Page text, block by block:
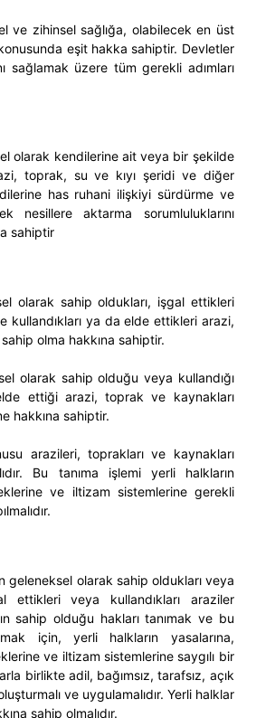
ve zihinsel sağlığa, olabilecek en üst
eşit hakka sahiptir. Devletler
sağlamak üzere tüm gerekli adımları
olarak kendilerine ait veya bir şekilde
toprak, su ve kıyı şeridi ve diğer
has ruhani ilişkiyi sürdürme ve
nesillere aktarma sorumluluklarını
sahiptir
olarak sahip oldukları, işgal ettikleri
kullandıkları ya da elde ettikleri arazi,
olma hakkına sahiptir.
olarak sahip olduğu veya kullandığı
ettiği arazi, toprak ve kaynakları
hakkına sahiptir.
arazileri, toprakları ve kaynakları
Bu tanıma işlemi yerli halkların
ve iltizam sistemlerine gerekli
geleneksel olarak sahip oldukları veya
ettikleri veya kullandıkları araziler
sahip olduğu hakları tanımak ve bu
için, yerli halkların yasalarına,
ve iltizam sistemlerine saygılı bir
birlikte adil, bağımsız, tarafsız, açık
ve uygulamalıdır. Yerli halklar
sahip olmalıdır.